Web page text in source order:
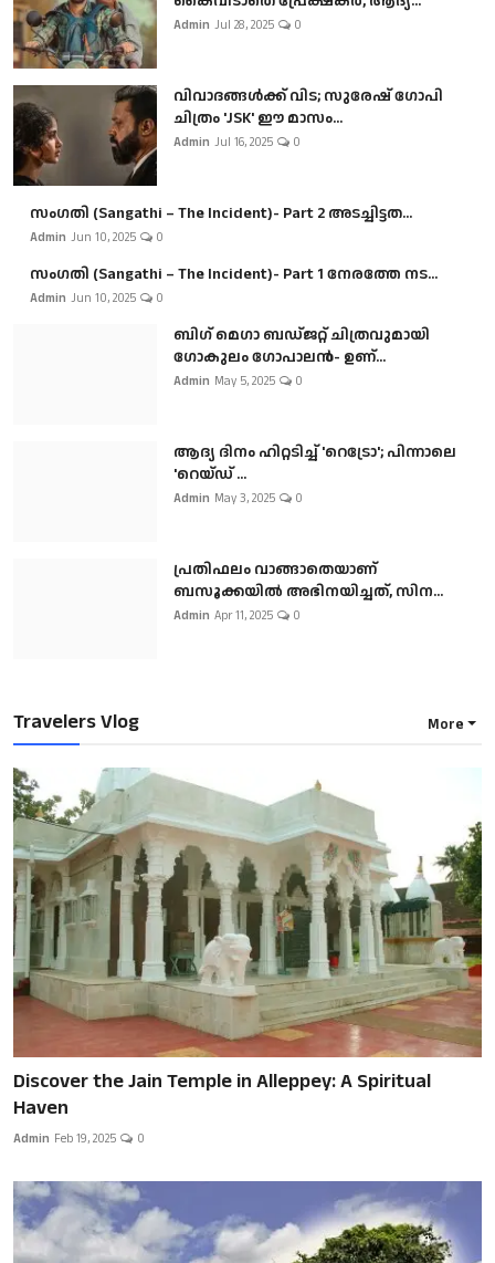
Admin Jul 28, 2025 0
വിവാദങ്ങൾക്ക് വിട; സുരേഷ് ഗോപി
ചിത്രം 'JSK' ഈ മാസം...
Admin Jul 16, 2025 0
സംഗതി (Sangathi – The Incident)- Part 2 അടച്ചിട്ടത...
Admin Jun 10, 2025 0
സംഗതി (Sangathi – The Incident)- Part 1 നേരത്തേ നട...
Admin Jun 10, 2025 0
ബി​ഗ് മെഗാ ബഡ്ജറ്റ് ചിത്രവുമായി
ഗോകുലം ഗോപാലൻ- ഉണ്...
Admin May 5, 2025 0
ആദ്യ ദിനം ഹിറ്റടിച്ച് 'റെട്രോ'; പിന്നാലെ
'റെയ്ഡ് ...
Admin May 3, 2025 0
പ്രതിഫലം വാങ്ങാതെയാണ്
ബസൂക്കയില്‍ അഭിനയിച്ചത്, സിന...
Admin Apr 11, 2025 0
Travelers Vlog More
Discover the Jain Temple in Alleppey: A Spiritual
Haven
Admin Feb 19, 2025 0